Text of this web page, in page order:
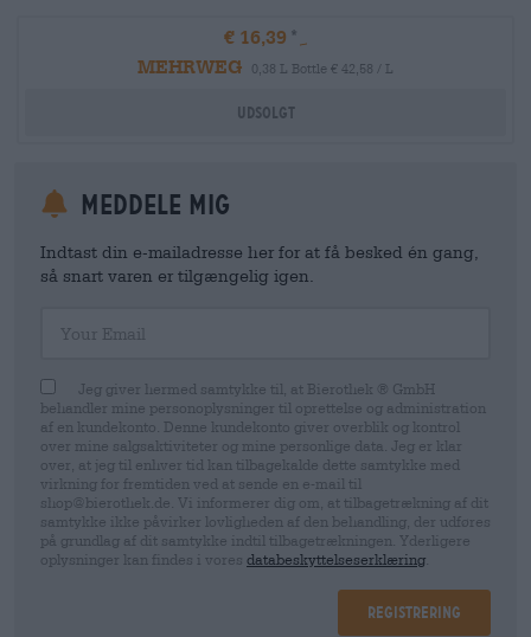
€ 16,39
MEHRWEG
0,38 L Bottle € 42,58 / L
Udsolgt
meddele mig
Indtast din e-mailadresse her for at få besked én gang,
så snart varen er tilgængelig igen.
Jeg giver hermed samtykke til, at Bierothek ® GmbH
behandler mine personoplysninger til oprettelse og administration
af en kundekonto. Denne kundekonto giver overblik og kontrol
over mine salgsaktiviteter og mine personlige data. Jeg er klar
over, at jeg til enhver tid kan tilbagekalde dette samtykke med
virkning for fremtiden ved at sende en e-mail til
shop@bierothek.de. Vi informerer dig om, at tilbagetrækning af dit
samtykke ikke påvirker lovligheden af ​​den behandling, der udføres
på grundlag af dit samtykke indtil tilbagetrækningen. Yderligere
oplysninger kan findes i vores databeskyttelseserklæring
Registrering